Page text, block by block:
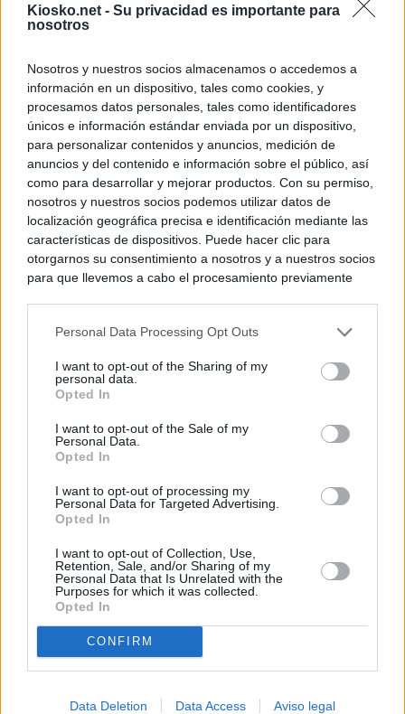
Kiosko.net - Su privacidad es importante para
nosotros
Nosotros y nuestros socios almacenamos o accedemos a
información en un dispositivo, tales como cookies, y
procesamos datos personales, tales como identificadores
únicos e información estándar enviada por un dispositivo,
para personalizar contenidos y anuncios, medición de
anuncios y del contenido e información sobre el público, así
como para desarrollar y mejorar productos. Con su permiso,
nosotros y nuestros socios podemos utilizar datos de
localización geográfica precisa e identificación mediante las
características de dispositivos. Puede hacer clic para
otorgarnos su consentimiento a nosotros y a nuestros socios
para que llevemos a cabo el procesamiento previamente
negar su consentimiento. Tenga en cuenta que algún
de su consentimiento, pero usted tiene el derecho de
rechazar tal procesamiento. Sus preferencias se aplicarán
cualquier momento entrando de nuevo en este sitio web o
visitando nuestra política de privacidad.
Personal Data Processing Opt Outs
I want to opt-out of the Sharing of my
personal data.
Opted In
I want to opt-out of the Sale of my
Personal Data.
Opted In
I want to opt-out of processing my
Personal Data for Targeted Advertising.
Opted In
I want to opt-out of Collection, Use,
Retention, Sale, and/or Sharing of my
Personal Data that Is Unrelated with the
Purposes for which it was collected.
Opted In
CONFIRM
Data Deletion Data Access Aviso legal